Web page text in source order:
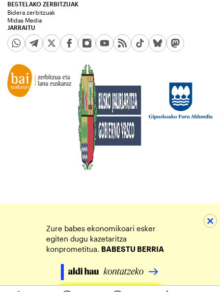
JARRAITU
BESTELAKO ZERBITZUAK
Bidera zerbitzuak
Midas Media
Zure babes ekonomikoari esker
egiten dugu kazetaritza
konprometitua. BABESTU BERRIA